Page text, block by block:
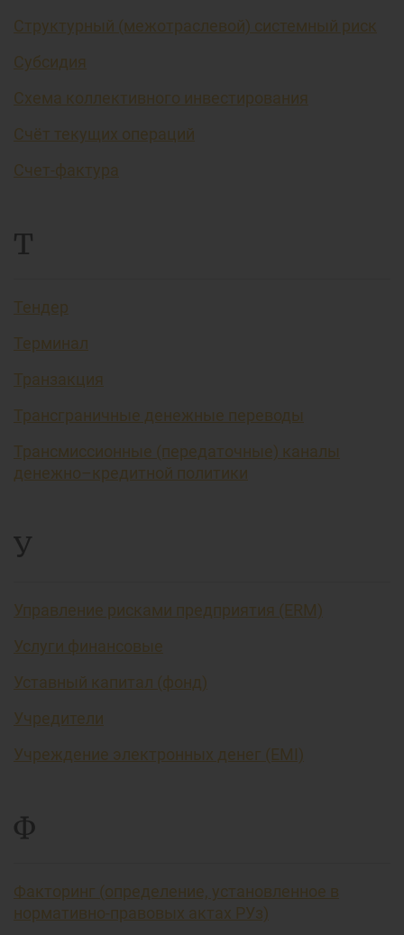
Структурный (межотраслевой) системный риск
Субсидия
Схема коллективного инвестирования
Счёт текущих операций
Счет-фактура
Т
Тендер
Терминал
Транзакция
Трансграничные денежные переводы
Трансмиссионные (передаточные) каналы
денежно–кредитной политики
У
Управление рисками предприятия (ERM)
Услуги финансовые
Уставный капитал (фонд)
Учредители
Учреждение электронных денег (EMI)
Ф
Факторинг (определение, установленное в
нормативно-правовых актах РУз)